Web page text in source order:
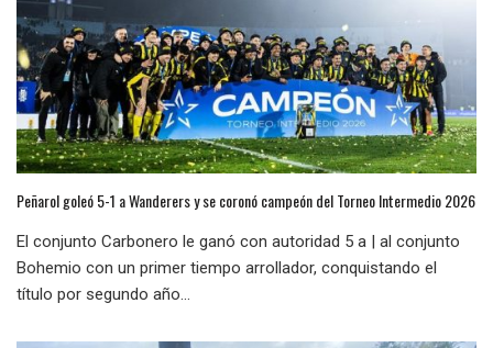
Peñarol goleó 5-1 a Wanderers y se coronó campeón del Torneo Intermedio 2026
El conjunto Carbonero le ganó con autoridad 5 a | al conjunto
Bohemio con un primer tiempo arrollador, conquistando el
título por segundo año...